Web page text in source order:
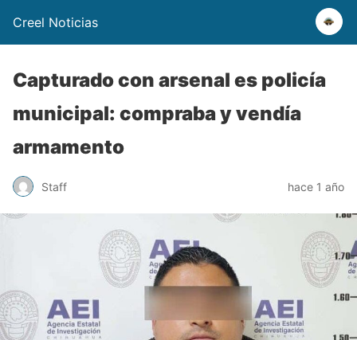
Creel Noticias
Capturado con arsenal es policía
municipal: compraba y vendía
armamento
Staff hace 1 año